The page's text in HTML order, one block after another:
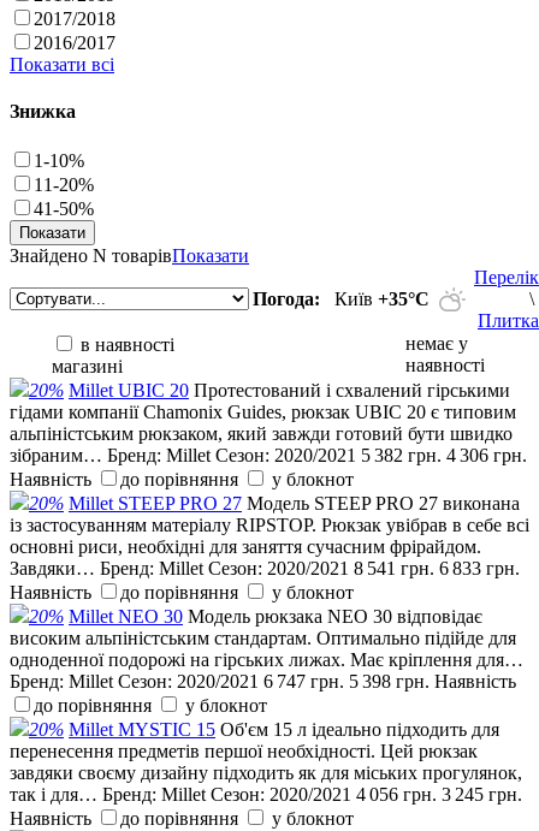
2017/2018
2016/2017
Показати всі
Знижка
1-10%
11-20%
41-50%
Знайдено N товарівПоказати
Погода: Київ +35°С
Перелік
\
Плитка
в наявності
магазині
немає у
наявності
20% Millet UBIC 20 Протестований і схвалений гірськими
гідами компанії Chamonix Guides, рюкзак UBIC 20 є типовим
альпіністським рюкзаком, який завжди готовий бути швидко
зібраним… Бренд: Millet Сезон: 2020/2021 5 382 грн. 4 306 грн.
Наявність
до порівняння
у блокнот
20% Millet STEEP PRO 27 Модель STEEP PRO 27 виконана
із застосуванням матеріалу RIPSTOP. Рюкзак увібрав в себе всі
основні риси, необхідні для заняття сучасним фрірайдом.
Завдяки… Бренд: Millet Сезон: 2020/2021 8 541 грн. 6 833 грн.
Наявність
до порівняння
у блокнот
20% Millet NEO 30 Модель рюкзака NEO 30 відповідає
високим альпіністським стандартам. Оптимально підійде для
одноденної подорожі на гірських лижах. Має кріплення для…
Бренд: Millet Сезон: 2020/2021 6 747 грн. 5 398 грн. Наявність
до порівняння
у блокнот
20% Millet MYSTIC 15 Об'єм 15 л ідеально підходить для
перенесення предметів першої необхідності. Цей рюкзак
завдяки своєму дизайну підходить як для міських прогулянок,
так і для… Бренд: Millet Сезон: 2020/2021 4 056 грн. 3 245 грн.
Наявність
до порівняння
у блокнот